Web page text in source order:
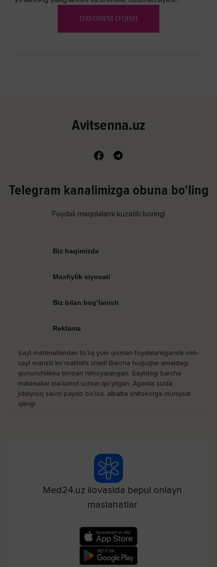
DAVOMINI O'QISH
Avitsenna.uz
Telegram kanalimizga obuna bo'ling
Foydali maqolalarni kuzatib boring!
Biz haqimizda
Maxfiylik siyosati
Biz bilan bog‘lanish
Reklama
Sayt materiallaridan to‘liq yoki qisman foydalanilganda veb-
sayt manzili ko‘rsatilishi shart! Barcha huquqlar amaldagi
qonunchilikka binoan himoyalangan. Saytdagi barcha
materiallar ma’lumot uchun qo‘yilgan. Agarda sizda
jiddiyroq savol paydo bo‘lsa, albatta shifokorga murojaat
qiling!
Med24.uz ilovasida bepul onlayn
maslahatlar